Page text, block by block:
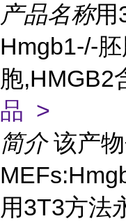
产品名称用
Hmgb1-/-
胞,HMGB2
品 >
简介 该产
用3T3方法